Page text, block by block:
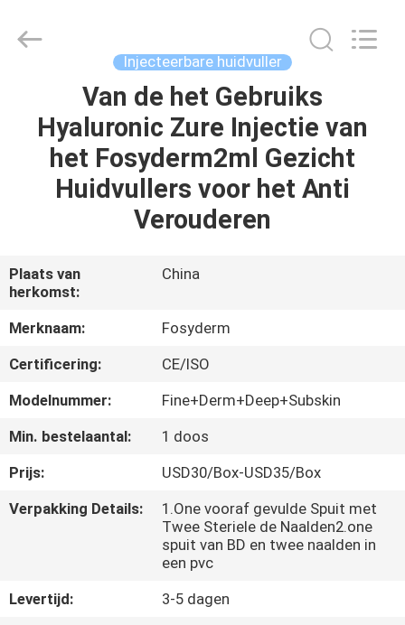
PRODUCTEN
FABRIEKSTOCHT
KWALITEITSCONTROLE
NEEM
CONTACT
MET
ONS
NIEUWS
Trading
Injecteerbare huidvuller
Van de het Gebruiks
Hyaluronic Zure Injectie van
het Fosyderm2ml Gezicht
Huidvullers voor het Anti
Verouderen
Plaats van
herkomst:
China
Merknaam:
Fosyderm
Certificering:
CE/ISO
Modelnummer:
Fine+Derm+Deep+Subskin
Min. bestelaantal:
1 doos
Prijs:
USD30/Box-USD35/Box
Verpakking Details:
1.One vooraf gevulde Spuit met
Twee Steriele de Naalden2.one
spuit van BD en twee naalden in
een pvc
Levertijd:
3-5 dagen